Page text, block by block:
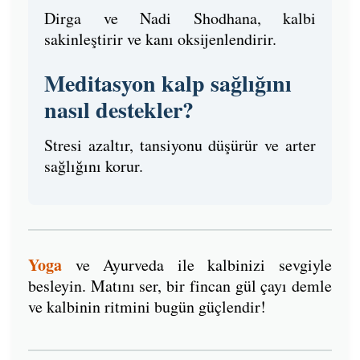
Dirga ve Nadi Shodhana, kalbi
sakinleştirir ve kanı oksijenlendirir.
Meditasyon kalp sağlığını
nasıl destekler?
Stresi azaltır, tansiyonu düşürür ve arter
sağlığını korur.
Yoga ve Ayurveda ile kalbinizi sevgiyle
besleyin. Matını ser, bir fincan gül çayı demle
ve kalbinin ritmini bugün güçlendir!